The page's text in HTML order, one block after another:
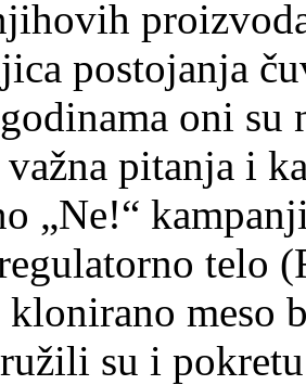
postojanja
oni su
pitanja i
„Ne!“
telo
meso
su i